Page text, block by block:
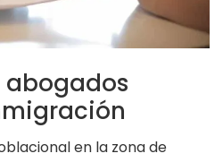
abogados
en la zona de